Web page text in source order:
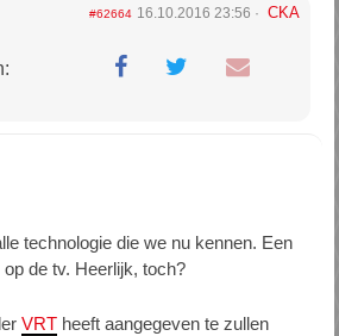
#62664 16.10.2016 23:56 CKA
technologie die we nu kennen. Een
de tv. Heerlijk, toch?
VRT heeft aangegeven te zullen